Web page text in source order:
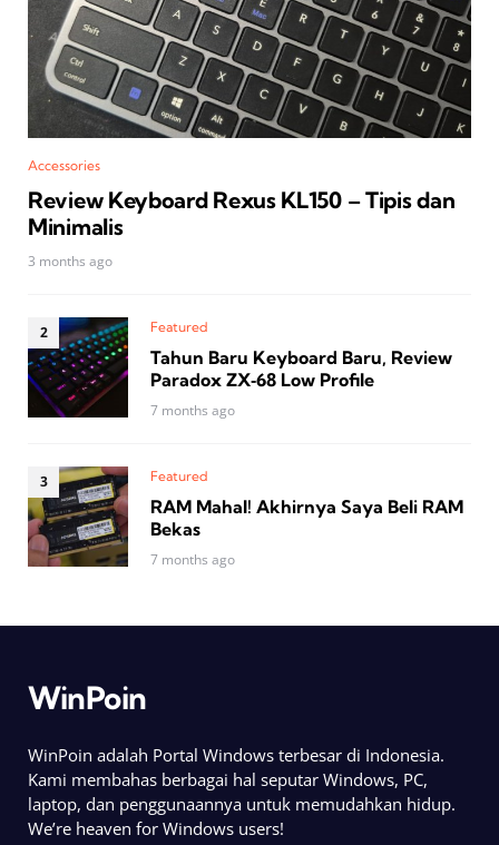
Accessories
Review Keyboard Rexus KL150 – Tipis dan
Minimalis
3 months ago
Featured
Tahun Baru Keyboard Baru, Review
Paradox ZX‑68 Low Profile
7 months ago
Featured
RAM Mahal! Akhirnya Saya Beli RAM
Bekas
7 months ago
WinPoin
WinPoin adalah Portal Windows terbesar di Indonesia.
Kami membahas berbagai hal seputar Windows, PC,
laptop, dan penggunaannya untuk memudahkan hidup.
We’re heaven for Windows users!